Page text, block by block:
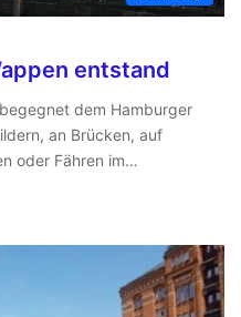
entstand
dem Hamburger
an Brücken, auf
oder Fähren im…